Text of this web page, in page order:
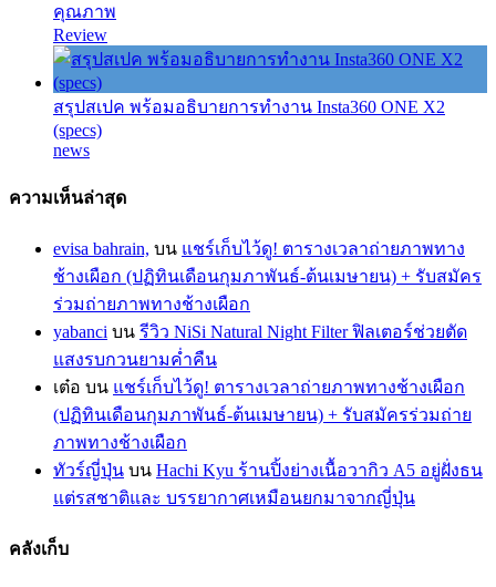
คุณภาพ
Review
สรุปสเปค พร้อมอธิบายการทำงาน Insta360 ONE X2
(specs)
news
ความเห็นล่าสุด
evisa bahrain, บน แชร์เก็บไว้ดู! ตารางเวลาถ่ายภาพทาง
ช้างเผือก (ปฏิทินเดือนกุมภาพันธ์-ต้นเมษายน) + รับสมัคร
ร่วมถ่ายภาพทางช้างเผือก
yabanci บน รีวิว NiSi Natural Night Filter ฟิลเตอร์ช่วยตัด
แสงรบกวนยามค่ำคืน
เต๋อ บน แชร์เก็บไว้ดู! ตารางเวลาถ่ายภาพทางช้างเผือก
(ปฏิทินเดือนกุมภาพันธ์-ต้นเมษายน) + รับสมัครร่วมถ่าย
ภาพทางช้างเผือก
ทัวร์ญี่ปุ่น บน Hachi Kyu ร้านปิ้งย่างเนื้อวากิว A5 อยู่ฝั่งธน
แต่รสชาติและ บรรยากาศเหมือนยกมาจากญี่ปุ่น
คลังเก็บ